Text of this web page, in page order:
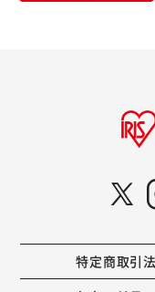
特定商取引